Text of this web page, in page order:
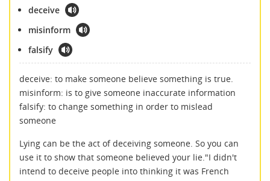
deceive
misinform
falsify
deceive: to make someone believe something is true.
misinform: is to give someone inaccurate information
falsify: to change something in order to mislead
someone
Lying can be the act of deceiving someone. So you can
use it to show that someone believed your lie."I didn't
intend to deceive people into thinking it was French